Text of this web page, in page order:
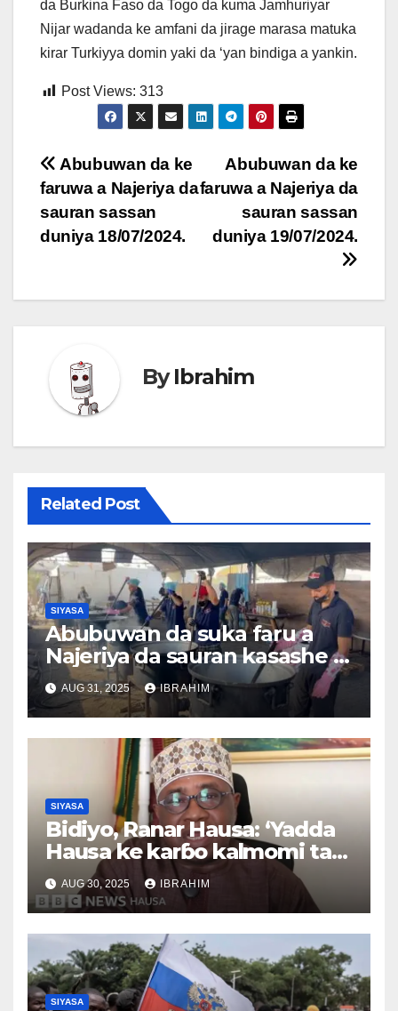
da Burkina Faso da Togo da kuma Jamhuriyar
Nijar wadanda ke amfani da jirage marasa matuka
kirar Turkiyya domin yaki da ‘yan bindiga a yankin.
Post Views: 313
Post
navigation
Abubuwan da ke
faruwa a Najeriya da
sauran sassan
duniya 19/07/2024.
Abubuwan da ke
faruwa a Najeriya da
sauran sassan
duniya 18/07/2024.
ByIbrahim
Related Post
SIYASA
Abubuwan da suka faru a
Najeriya da sauran kasashe a
duniya 26/08/2025
AUG 31, 2025 IBRAHIM
SIYASA
Bidiyo, Ranar Hausa: ‘Yadda
Hausa ke karɓo kalmomi tare
da canza ma’anarsu’, Tsawon
lokaci 3,37
AUG 30, 2025 IBRAHIM
SIYASA